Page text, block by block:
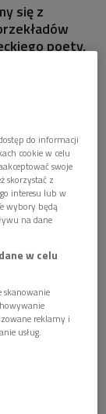
się z
poety,
śmierci

do informacji
cookie w celu
swoje
skorzystać z
interesu lub w
wybory będą
na dane
w celu
skanowanie
reklamy i
usług.